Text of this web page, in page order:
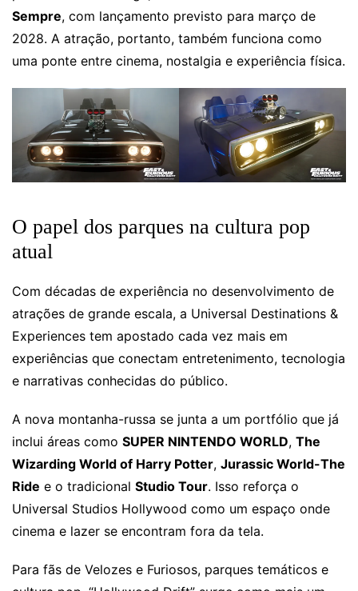
Sempre, com lançamento previsto para março de
2028. A atração, portanto, também funciona como
uma ponte entre cinema, nostalgia e experiência física.
O papel dos parques na cultura pop
atual
Com décadas de experiência no desenvolvimento de
atrações de grande escala, a Universal Destinations &
Experiences tem apostado cada vez mais em
experiências que conectam entretenimento, tecnologia
e narrativas conhecidas do público.
A nova montanha-russa se junta a um portfólio que já
inclui áreas como SUPER NINTENDO WORLD, The
Wizarding World of Harry Potter, Jurassic World-The
Ride e o tradicional Studio Tour. Isso reforça o
Universal Studios Hollywood como um espaço onde
cinema e lazer se encontram fora da tela.
Para fãs de Velozes e Furiosos, parques temáticos e